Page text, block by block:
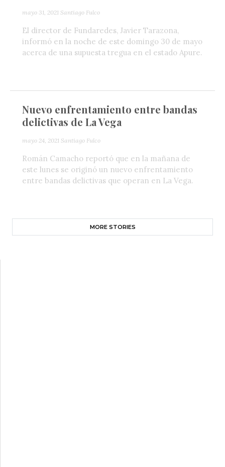
mayo 31, 2021 Santiago Fulco
El director de Fundaredes, Javier Tarazona,
informó en la noche de este domingo 30 de mayo
acerca de una supuesta tregua en el estado Apure.
Nuevo enfrentamiento entre bandas
delictivas de La Vega
mayo 24, 2021 Santiago Fulco
Román Camacho reportó que en la mañana de
este lunes se originó un nuevo enfrentamiento
entre bandas delictivas que operan en La Vega.
MORE STORIES